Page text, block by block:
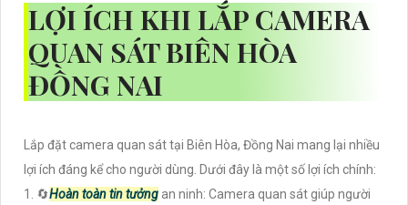
LỢI ÍCH KHI LẮP CAMERA
QUAN SÁT BIÊN HÒA
ĐỒNG NAI
Lắp đặt camera quan sát tại Biên Hòa, Đồng Nai mang lại nhiều
lợi ích đáng kể cho người dùng. Dưới đây là một số lợi ích chính:
1. 🔄Hoàn toàn tin tưởng an ninh: Camera quan sát giúp người